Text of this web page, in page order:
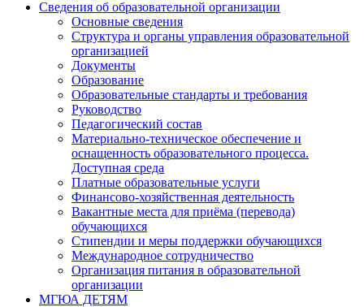
Сведения об образовательной организации
Основные сведения
Структура и органы управления образовательной
организацией
Документы
Образование
Образовательные стандарты и требования
Руководство
Педагогический состав
Материально-техническое обеспечение и
оснащенность образовательного процесса.
Доступная среда
Платные образовательные услуги
Финансово-хозяйственная деятельность
Вакантные места для приёма (перевода)
обучающихся
Стипендии и меры поддержки обучающихся
Международное сотрудничество
Организация питания в образовательной
организации
МГЮА ДЕТЯМ